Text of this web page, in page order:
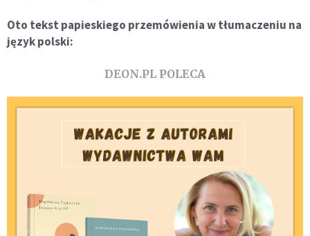
Oto tekst papieskiego przemówienia w tłumaczeniu na
język polski:
DEON.PL POLECA